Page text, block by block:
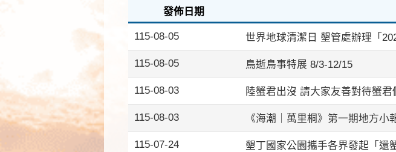
發佈日期
115-08-05 世界地球清潔日 墾管處辦理「
115-08-05 鳥逝鳥事特展 8/3-12/15
115-08-03 陸蟹君出沒 請大家友善對待蟹君
115-08-03 《海潮｜萬里桐》第一期地方小
115-07-24 墾丁國家公園攜手各界發起「還